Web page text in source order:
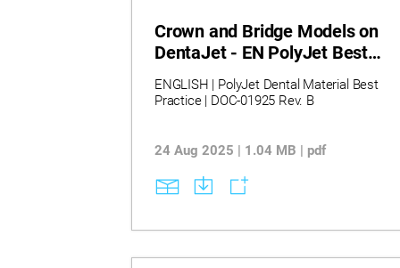
Crown and Bridge Models on
DentaJet - EN PolyJet Best
Practice
ENGLISH | PolyJet Dental Material Best
Practice | DOC-01925 Rev. B
24 Aug 2025 | 1.04 MB | pdf